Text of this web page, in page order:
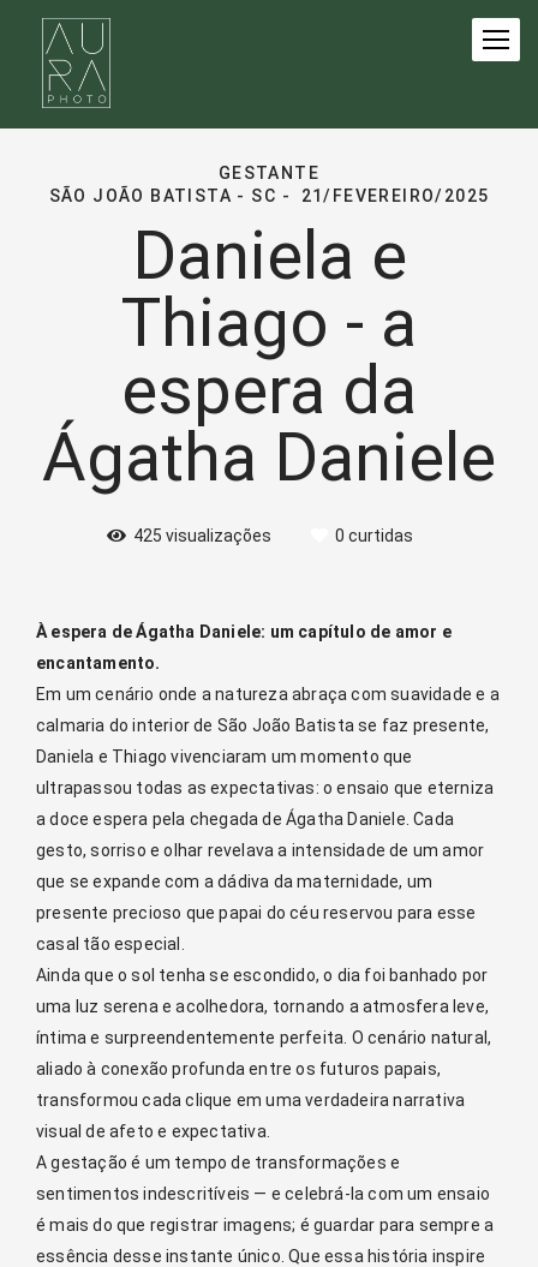
GESTANTE
SÃO JOÃO BATISTA - SC
21/FEVEREIRO/2025
Daniela e
Thiago - a
espera da
Ágatha Daniele
425 visualizações 0 curtidas
À espera de Ágatha Daniele: um capítulo de amor e
encantamento.
Em um cenário onde a natureza abraça com suavidade e a
calmaria do interior de São João Batista se faz presente,
Daniela e Thiago vivenciaram um momento que
ultrapassou todas as expectativas: o ensaio que eterniza
a doce espera pela chegada de Ágatha Daniele. Cada
gesto, sorriso e olhar revelava a intensidade de um amor
que se expande com a dádiva da maternidade, um
presente precioso que papai do céu reservou para esse
casal tão especial.
Ainda que o sol tenha se escondido, o dia foi banhado por
uma luz serena e acolhedora, tornando a atmosfera leve,
íntima e surpreendentemente perfeita. O cenário natural,
aliado à conexão profunda entre os futuros papais,
transformou cada clique em uma verdadeira narrativa
visual de afeto e expectativa.
A gestação é um tempo de transformações e
sentimentos indescritíveis — e celebrá-la com um ensaio
é mais do que registrar imagens; é guardar para sempre a
essência desse instante único. Que essa história inspire